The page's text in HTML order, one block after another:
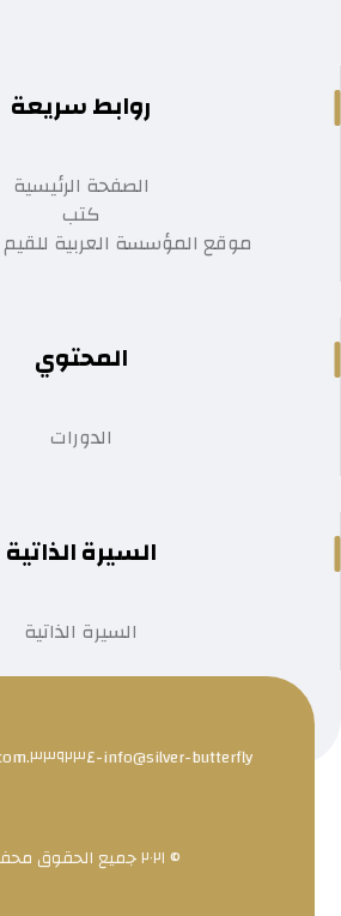
روابط سريعة
الصفحة الرئيسية
كتب
موقع المؤسسة العربية
المحتوي
الدورات
السيرة الذاتية
السيرة الذاتية
info@silver-butterfly-٣٣٩٢٣٤.hostingersite.com
© ٢٠٢١ جميع الحقوق محفوظة